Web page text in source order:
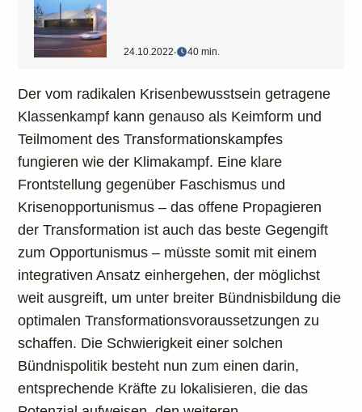
24.10.2022‧ 40 min.
Der vom radikalen Krisenbewusstsein getragene
Klassenkampf kann genauso als Keimform und
Teilmoment des Transformationskampfes
fungieren wie der Klimakampf. Eine klare
Frontstellung gegenüber Faschismus und
Krisenopportunismus – das offene Propagieren
der Transformation ist auch das beste Gegengift
zum Opportunismus – müsste somit mit einem
integrativen Ansatz einhergehen, der möglichst
weit ausgreift, um unter breiter Bündnisbildung die
optimalen Transformationsvoraussetzungen zu
schaffen. Die Schwierigkeit einer solchen
Bündnispolitik besteht nun zum einen darin,
entsprechende Kräfte zu lokalisieren, die das